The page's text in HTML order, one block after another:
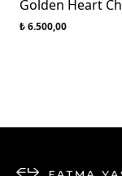
Golden Heart
₺ 6.500,00